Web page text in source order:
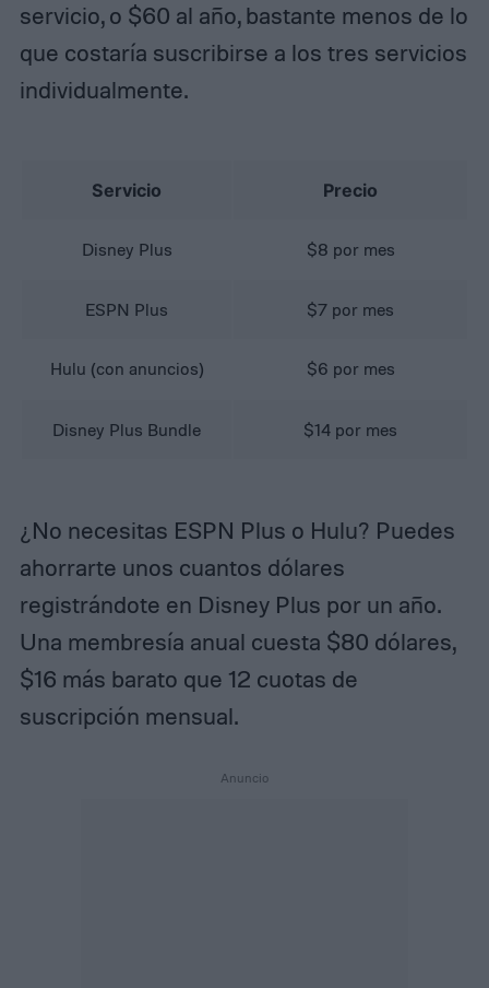
servicio, o $60 al año, bastante menos de lo
que costaría suscribirse a los tres servicios
individualmente.
Servicio Precio
Disney Plus $8 por mes
ESPN Plus $7 por mes
Hulu (con anuncios) $6 por mes
Disney Plus Bundle $14 por mes
¿No necesitas ESPN Plus o Hulu? Puedes
ahorrarte unos cuantos dólares
registrándote en Disney Plus por un año.
Una membresía anual cuesta $80 dólares,
$16 más barato que 12 cuotas de
suscripción mensual.